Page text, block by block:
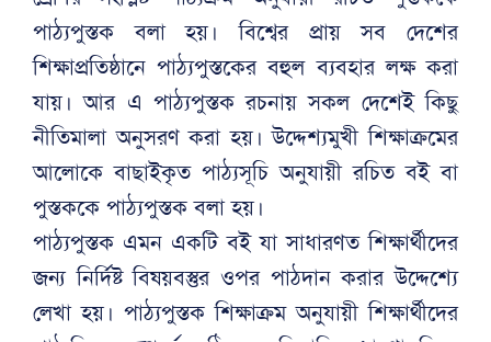
পাঠ্যপুস্তক বলা হয়। বিশ্বের প্রায় সব দেশের
শিক্ষাপ্রতিষ্ঠানে পাঠ্যপুস্তকের বহুল ব্যবহার লক্ষ করা
যায়। আর এ পাঠ্যপুস্তক রচনায় সকল দেশেই কিছু
নীতিমালা অনুসরণ করা হয়। উদ্দেশ্যমুখী শিক্ষাক্রমের
আলোকে বাছাইকৃত পাঠ্যসূচি অনুযায়ী রচিত বই বা
পুস্তককে পাঠ্যপুস্তক বলা হয়।
পাঠ্যপুস্তক এমন একটি বই যা সাধারণত শিক্ষার্থীদের
জন্য নির্দিষ্ট বিষয়বস্তুর ওপর পাঠদান করার উদ্দেশ্যে
লেখা হয়। পাঠ্যপুস্তক শিক্ষাক্রম অনুযায়ী শিক্ষার্থীদের